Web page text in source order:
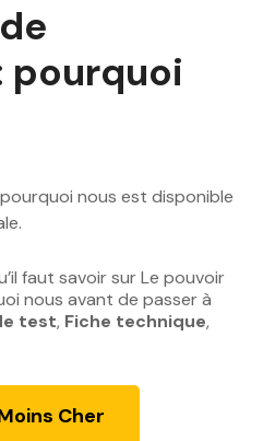
pourquoi
nous est disponible
faut savoir sur Le pouvoir
nous avant de passer à
test, Fiche technique,
Cher